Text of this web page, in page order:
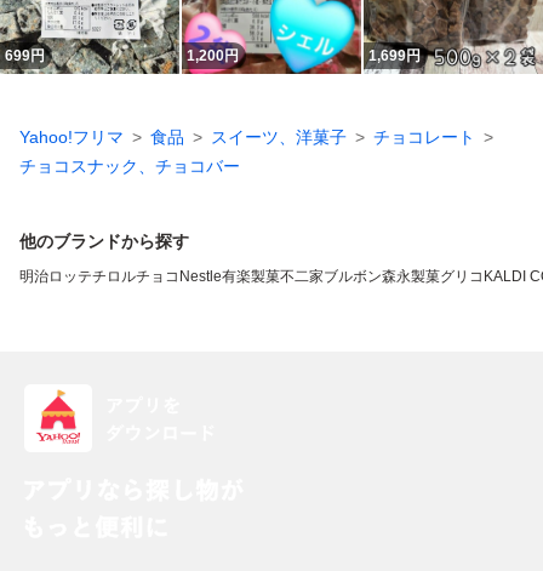
699円 1,200円 1,699円
Yahoo!フリマ 食品 スイーツ、洋菓子
チョコレート
チョコスナック、チョコバー
他のブランドから探す
明治ロッテチロルチョコ Nestle有楽製菓不二家ブルボン森永製菓グリコ KALDI